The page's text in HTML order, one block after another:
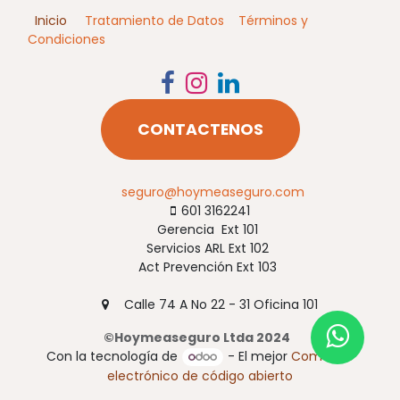
Inicio Tratamiento de Datos
Términos y
Condiciones
CONTACTENOS
seguro@hoymeaseguro.com
601 3162241​​
Gerencia Ext 101
Servicios ARL Ext 102
Act Prevención Ext 103
Calle 74 A No 22 - 31 Oficina 101
©Hoymeaseguro Ltda 2024
Con la tecnología de
- El mejorComercio
electrónico de código abierto